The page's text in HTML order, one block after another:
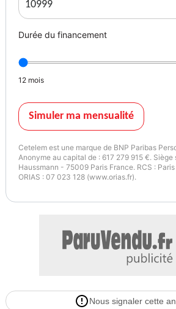
Durée du financement
12 mois
Simuler ma mensualité
Cetelem est une marque de BNP Paribas
Anonyme au capital de : 617 279 915 €. Siège
Haussmann - 75009 Paris France. RCS :
ORIAS : 07 023 128 (www.orias.fr).
Nous signaler cette